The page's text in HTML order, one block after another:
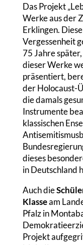
Das Projekt
Werke aus der
Erklingen.
Vergessenheit
75 Jahre
dieser Werke
präsentiert,
der Holocaust-
die damals
Instrumente
klassischen
dieses
in Deutschland
Auch die
Klasseam
Pfalz in
Projekt